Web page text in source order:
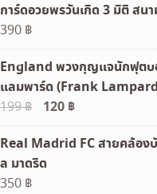
การ์ดอวยพรวันเกิด 3 มิติ สนา
390 ฿
England พวงกุญแจนักฟุตบ
แลมพาร์ด (Frank
199฿
Original
price
was:
199 ฿.
120 ฿Current
price
is:
Real Madrid FC สายคล้อง
ล มาดริด
350 ฿